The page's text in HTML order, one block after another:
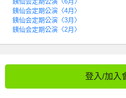
銕仙会定期公演〈4月〉
銕仙会定期公演〈3月〉
銕仙会定期公演〈2月〉
登入/加入